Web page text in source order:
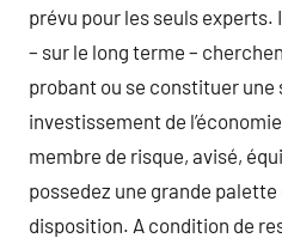
prévu pour les seuls experts.
– sur le long terme –
probant ou se constituer
investissement de
membre de risque, avisé,
possedez une grande palette
disposition. A condition de